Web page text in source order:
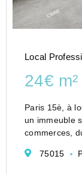
Local
24€
Paris 15è, à
un immeuble
commerces,
lumineux avec
75015